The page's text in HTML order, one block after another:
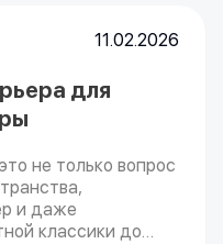
11.02.2026
для
не только вопрос
и даже
классики до